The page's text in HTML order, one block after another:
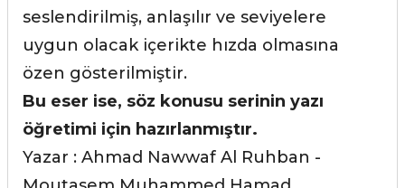
seslendirilmiş, anlaşılır ve seviyelere
uygun olacak içerikte hızda olmasına
özen gösterilmiştir.
Bu eser ise, söz konusu serinin yazı
öğretimi için hazırlanmıştır.
Yazar : Ahmad Nawwaf Al Ruhban -